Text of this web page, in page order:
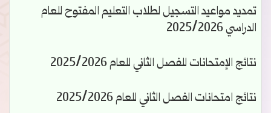
تمديد مواعيد التسجيل لطلاب التعليم المفتوح للعام
الدراسي 2025/2026
نتائج الإمتحانات للفصل الثاني للعام 2025/2026
نتائج امتحانات الفصل الثاني للعام 2025/2026